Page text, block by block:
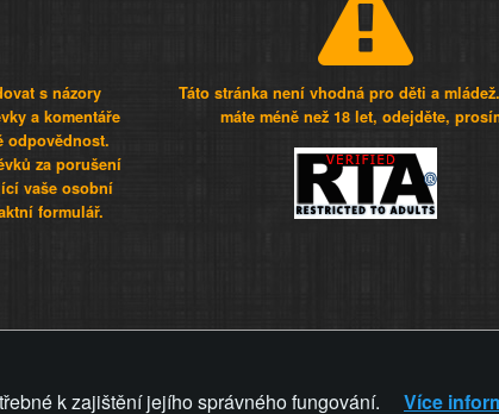
s názory
a komentáře
odpovědnost.
za porušení
vaše osobní
formulář.
Táto stránka není vhodná pro děti a
máte méně než 18 let, odejděte,
k zajištění jejího správného fungování.
Více